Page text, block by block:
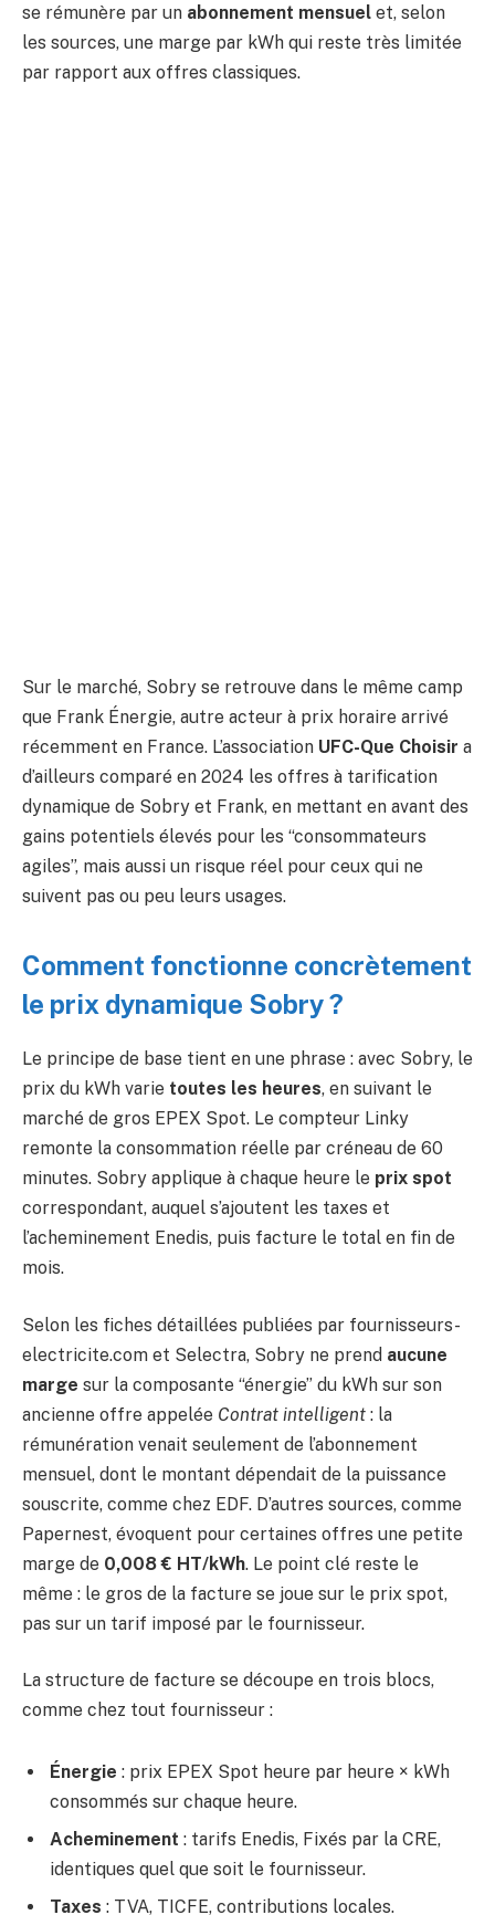
se rémunère par un abonnement mensuel et, selon
les sources, une marge par kWh qui reste très limitée
par rapport aux offres classiques.
Sur le marché, Sobry se retrouve dans le même camp
que Frank Énergie, autre acteur à prix horaire arrivé
récemment en France. L’association UFC-Que Choisir a
d’ailleurs comparé en 2024 les offres à tarification
dynamique de Sobry et Frank, en mettant en avant des
gains potentiels élevés pour les “consommateurs
agiles”, mais aussi un risque réel pour ceux qui ne
suivent pas ou peu leurs usages.
Comment fonctionne concrètement
le prix dynamique Sobry ?
Le principe de base tient en une phrase : avec Sobry, le
prix du kWh varie toutes les heures, en suivant le
marché de gros EPEX Spot. Le compteur Linky
remonte la consommation réelle par créneau de 60
minutes. Sobry applique à chaque heure le prix spot
correspondant, auquel s’ajoutent les taxes et
l’acheminement Enedis, puis facture le total en fin de
mois.
Selon les fiches détaillées publiées par fournisseurs-
electricite.com et Selectra, Sobry ne prend aucune
marge sur la composante “énergie” du kWh sur son
ancienne offre appelée Contrat intelligent : la
rémunération venait seulement de l’abonnement
mensuel, dont le montant dépendait de la puissance
souscrite, comme chez EDF. D’autres sources, comme
Papernest, évoquent pour certaines offres une petite
marge de 0,008 € HT/kWh. Le point clé reste le
même : le gros de la facture se joue sur le prix spot,
pas sur un tarif imposé par le fournisseur.
La structure de facture se découpe en trois blocs,
comme chez tout fournisseur :
Énergie : prix EPEX Spot heure par heure × kWh
consommés sur chaque heure.
Acheminement : tarifs Enedis, Fixés par la CRE,
identiques quel que soit le fournisseur.
Taxes : TVA, TICFE, contributions locales.